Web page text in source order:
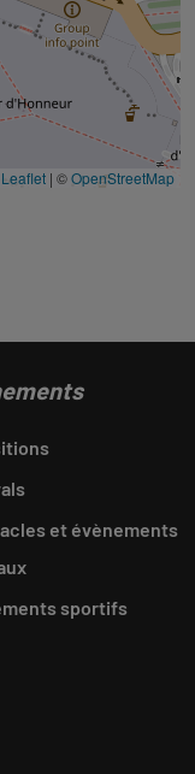
Leaflet | ©OpenStreetMap
et évènements
sportifs